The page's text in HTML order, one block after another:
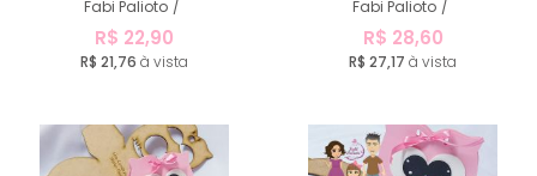
Fabi Palioto /
R$ 22,90
R$ 21,76 à vista
Fabi Palioto /
R$ 28,60
R$ 27,17 à vista